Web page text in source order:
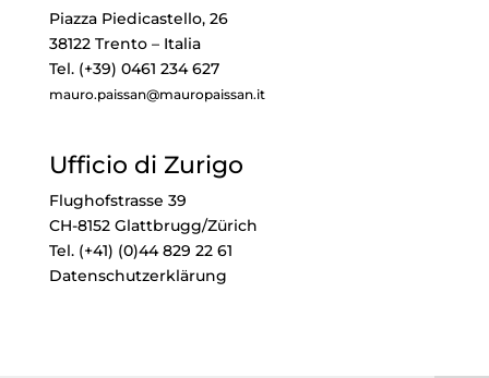
Piazza Piedicastello, 26
38122 Trento – Italia
Tel. (+39) 0461 234 627
mauro.paissan@mauropaissan.it
Ufficio di Zurigo
Flughofstrasse 39
CH-8152 Glattbrugg/Zürich
Tel. (+41) (0)44 829 22 61
Datenschutzerklärung